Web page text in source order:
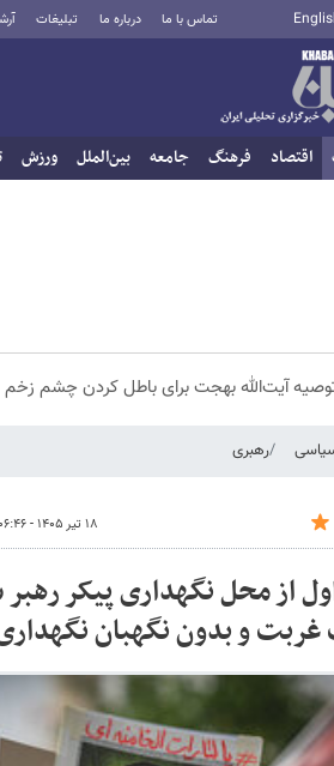
تماس با ما درباره ما تبلیغات
اقتصاد فرهنگ جامعه بین‌الملل ورزش
آیت‌الله بهجت برای باطل کردن چشم زخم
رهبری
۱۸ تیر ۱۴۰۵ - ۰۶:۴۶
از محل نگهداری پیکر
غربت و بدون نگهبان